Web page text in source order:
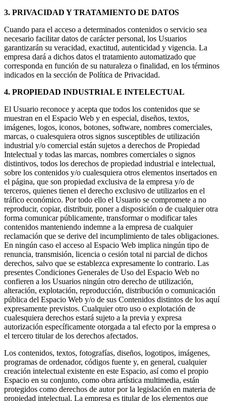
3. PRIVACIDAD Y TRATAMIENTO DE DATOS
Cuando para el acceso a determinados contenidos o servicio sea
necesario facilitar datos de carácter personal, los Usuarios
garantizarán su veracidad, exactitud, autenticidad y vigencia. La
empresa dará a dichos datos el tratamiento automatizado que
corresponda en función de su naturaleza o finalidad, en los términos
indicados en la sección de Política de Privacidad.
4. PROPIEDAD INDUSTRIAL E INTELECTUAL
El Usuario reconoce y acepta que todos los contenidos que se
muestran en el Espacio Web y en especial, diseños, textos,
imágenes, logos, iconos, botones, software, nombres comerciales,
marcas, o cualesquiera otros signos susceptibles de utilización
industrial y/o comercial están sujetos a derechos de Propiedad
Intelectual y todas las marcas, nombres comerciales o signos
distintivos, todos los derechos de propiedad industrial e intelectual,
sobre los contenidos y/o cualesquiera otros elementos insertados en
el página, que son propiedad exclusiva de la empresa y/o de
terceros, quienes tienen el derecho exclusivo de utilizarlos en el
tráfico económico. Por todo ello el Usuario se compromete a no
reproducir, copiar, distribuir, poner a disposición o de cualquier otra
forma comunicar públicamente, transformar o modificar tales
contenidos manteniendo indemne a la empresa de cualquier
reclamación que se derive del incumplimiento de tales obligaciones.
En ningún caso el acceso al Espacio Web implica ningún tipo de
renuncia, transmisión, licencia o cesión total ni parcial de dichos
derechos, salvo que se establezca expresamente lo contrario. Las
presentes Condiciones Generales de Uso del Espacio Web no
confieren a los Usuarios ningún otro derecho de utilización,
alteración, explotación, reproducción, distribución o comunicación
pública del Espacio Web y/o de sus Contenidos distintos de los aquí
expresamente previstos. Cualquier otro uso o explotación de
cualesquiera derechos estará sujeto a la previa y expresa
autorización específicamente otorgada a tal efecto por la empresa o
el tercero titular de los derechos afectados.
Los contenidos, textos, fotografías, diseños, logotipos, imágenes,
programas de ordenador, códigos fuente y, en general, cualquier
creación intelectual existente en este Espacio, así como el propio
Espacio en su conjunto, como obra artística multimedia, están
protegidos como derechos de autor por la legislación en materia de
propiedad intelectual. La empresa es titular de los elementos que